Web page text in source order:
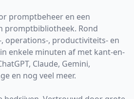
promptbeheer en een
promptbibliotheek. Rond
operations-, productiviteits- en
enkele minuten af met kant-en-
Claude, Gemini,
en nog veel meer.